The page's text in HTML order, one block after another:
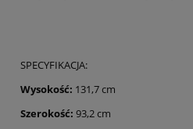
SPECYFIKACJA:
Wysokość: 131,7 cm
Szerokość: 93,2 cm